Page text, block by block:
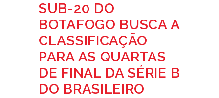
SUB-20 DO
BOTAFOGO BUSCA A
CLASSIFICAÇÃO
PARA AS QUARTAS
DE FINAL DA SÉRIE B
DO BRASILEIRO